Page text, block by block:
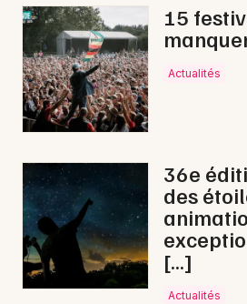
Actus à Saint-Hilaire-du-
Magazine à Saint-Hilaire-du-
50 - Manche
Choisir mes départements
15
Actualités
36e
des
[…]
Actualités